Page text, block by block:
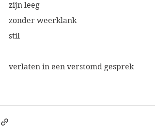
zijn leeg
zonder weerklank
stil
verlaten in een verstomd gesprek